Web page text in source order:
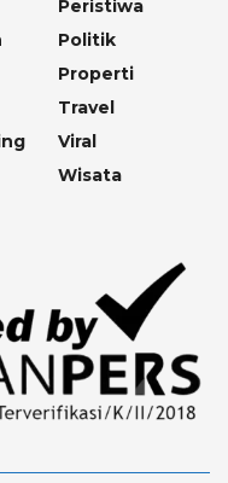
Peristiwa
Politik
Properti
Travel
Viral
Wisata